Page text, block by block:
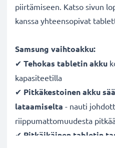
piirtämiseen. Katso sivun
kanssa yhteensopivat
Samsung vaihtoakku:
✔ Tehokas tabletin akku
kapasiteetilla
✔ Pitkäkestoinen akku
lataamiselta - nauti
riippumattomuudesta
✔ Pitkäikäinen tabletin